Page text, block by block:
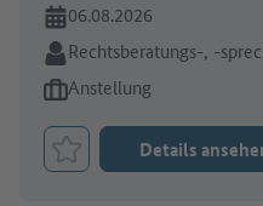
Online seit:
06.08.2026
Branche:
Rechtsberatungs-, -
Art des Jobangebots:
Anstellung
Job merken
Details